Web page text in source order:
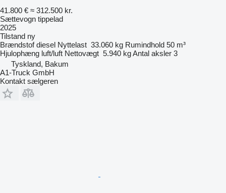
41.800 € ≈ 312.500 kr.
Sættevogn tippelad
2025
Tilstand ny
Brændstof diesel Nyttelast 33.060 kg Rumindhold 50 m³
Hjulophæng luft/luft Nettovægt 5.940 kgAntal aksler 3
Tyskland, Bakum
A1-Truck GmbH
Kontakt sælgeren